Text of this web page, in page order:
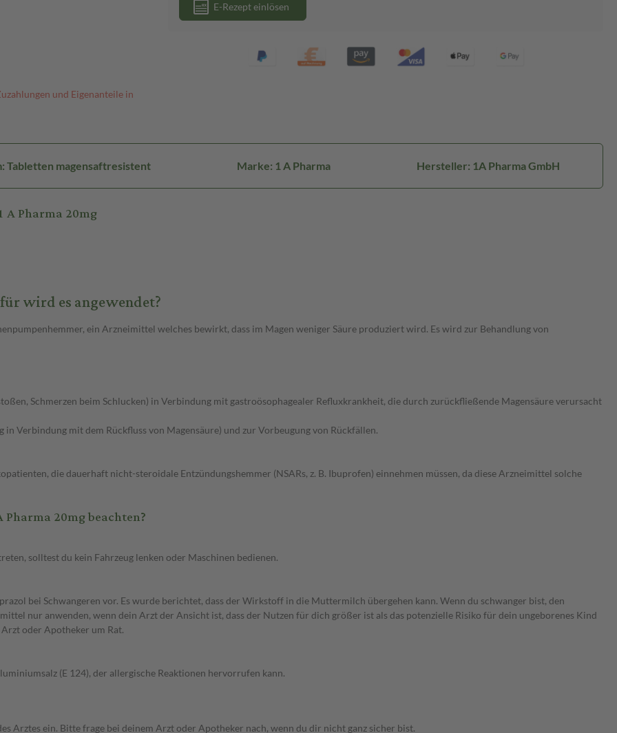
und Eigenanteile in
E-Rezept einlösen
Tabletten magensaftresistent Marke: 1 A Pharma Hersteller: 1A Pharma GmbH
Pharma 20mg
wird es angewendet?
ein Arzneimittel welches bewirkt, dass im Magen weniger Säure produziert wird. Es wird zur Behandlung von
Schmerzen beim Schlucken) in Verbindung mit gastroösophagealer Refluxkrankheit, die durch zurückfließende Magensäure verursacht
Verbindung mit dem Rückfluss von Magensäure) und zur Vorbeugung von Rückfällen.
die dauerhaft nicht-steroidale Entzündungshemmer (NSARs, z. B. Ibuprofen) einnehmen müssen, da diese Arzneimittel solche
20mg beachten?
solltest du kein Fahrzeug lenken oder Maschinen bedienen.
bei Schwangeren vor. Es wurde berichtet, dass der Wirkstoff in die Muttermilch übergehen kann. Wenn du schwanger bist, den
nur anwenden, wenn dein Arzt der Ansicht ist, dass der Nutzen für dich größer ist als das potenzielle Risiko für dein ungeborenes Kind
oder Apotheker um Rat.
(E 124), der allergische Reaktionen hervorrufen kann.
Arztes ein. Bitte frage bei deinem Arzt oder Apotheker nach, wenn du dir nicht ganz sicher bist.